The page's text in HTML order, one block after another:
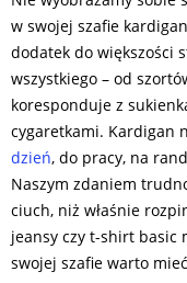
w swojej szafie
dodatek do większości
wszystkiego – od
koresponduje z
cygaretkami. Kardigan
dzień, do pracy, na
Naszym zdaniem
ciuch, niż właśnie
jeansy czy t-shirt basic
swojej szafie warto